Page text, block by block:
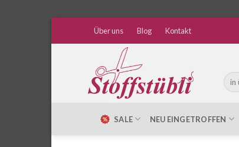
Über uns Blog Kontakt
nach:
SALE NEU EINGETROFFEN